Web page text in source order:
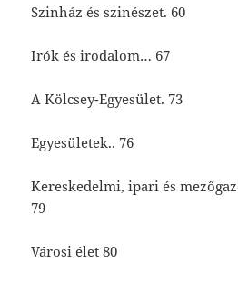
Szinház és szinészet. 60
Irók és irodalom… 67
A Kölcsey-Egyesület. 73
Egyesületek.. 76
Kereskedelmi, ipari és
79
Városi élet 80